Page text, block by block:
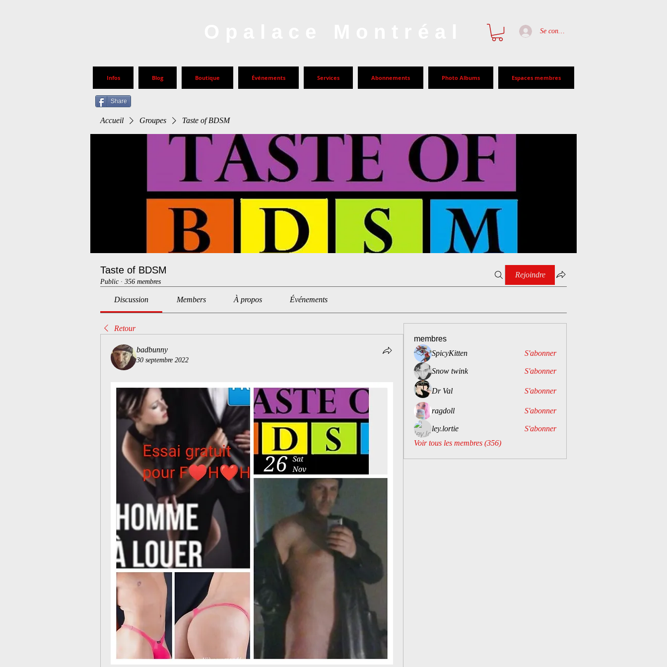
Se connecter
Infos Blog Boutique Événements Services Abonnements Photo Albums Espaces membres
Share
Accueil Groupes Taste of BDSM
Taste of BDSM
Public · 356 membres
Rejoindre
Discussion Members À propos Événements
Retour
badbunny
30 septembre 2022
membres
SpicyKitten
S'abonner
Snow twink S'abonner
Dr Val S'abonner
ragdoll S'abonner
ley.lortie
S'abonner
Voir tous les membres (356)